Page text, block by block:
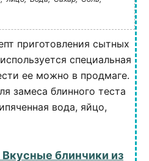
приготовления сытных
специальная
ее можно в продмаге.
замеса блинного теста
вода, яйцо,
Вкусные блинчики из